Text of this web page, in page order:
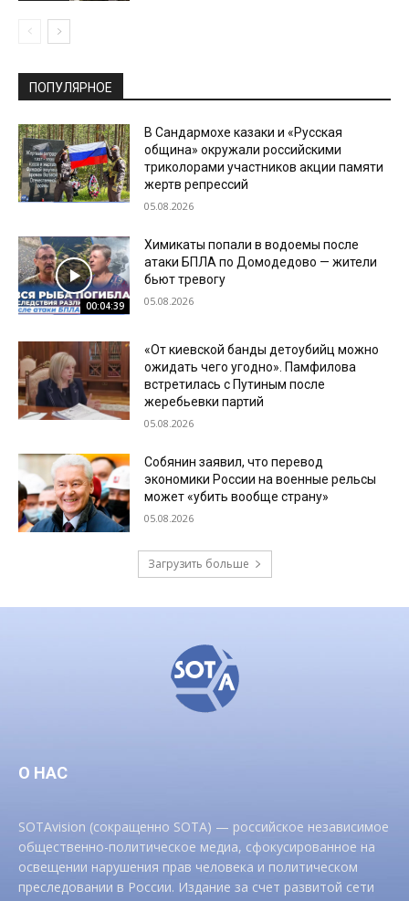
ПОПУЛЯРНОЕ
В Сандармохе казаки и «Русская
община» окружали российскими
триколорами участников акции памяти
жертв репрессий
05.08.2026
00:04:39
Химикаты попали в водоемы после
атаки БПЛА по Домодедово — жители
бьют тревогу
05.08.2026
«От киевской банды детоубийц можно
ожидать чего угодно». Памфилова
встретилась с Путиным после
жеребьевки партий
05.08.2026
Собянин заявил, что перевод
экономики России на военные рельсы
может «убить вообще страну»
05.08.2026
Загрузить больше
О НАС
SOTAvision (сокращенно SOTA) — российское независимое
общественно-политическое медиа, сфокусированное на
освещении нарушения прав человека и политическом
преследовании в России. Издание за счет развитой сети